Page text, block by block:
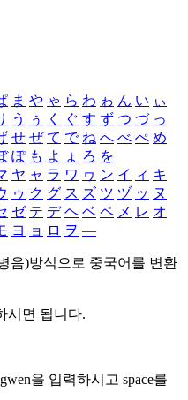
ま や ゃ ら わ ゎ ん い ぃ
う ぅ く ぐ す ず つ づ っ
せ ぜ て で ね へ べ ぺ め
ぽ も よ ょ ろ を
ヤ ャ ラ ワ ヮ ン イ ィ キ
ゥ ク グ ス ズ ツ ヅ ッ ヌ
ゼ テ デ ヘ ベ ペ メ レ オ
ヨ ョ ロ ヲ ―
음)방식으로 중국어를 변환
시면 됩니다.
을 입력하시고 space를